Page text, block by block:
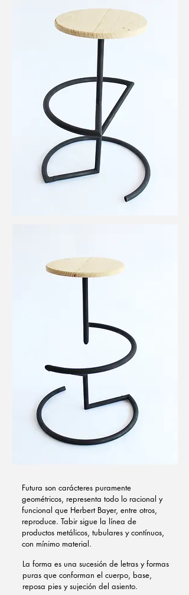
Futura son carácteres puramente
geométricos, representa todo lo racional y
funcional que Herbert Bayer, entre otros,
reproduce. Tabir sigue la línea de
productos metálicos, tubulares y contínuos,
con mínimo material.
La forma es una sucesión de letras y formas
puras que conforman el cuerpo, base,
reposa pies y sujeción del asiento.